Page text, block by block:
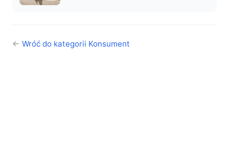
← Wróć do kategorii Konsument